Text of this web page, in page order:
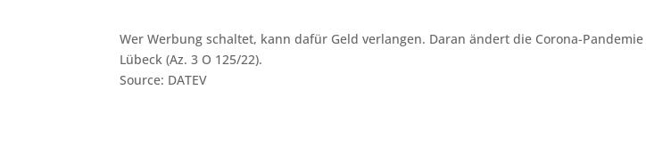
Wer Werbung schaltet, kann dafür Geld verlangen. Daran ändert die Corona-
Lübeck (Az. 3 O 125/22).
Source: DATEV